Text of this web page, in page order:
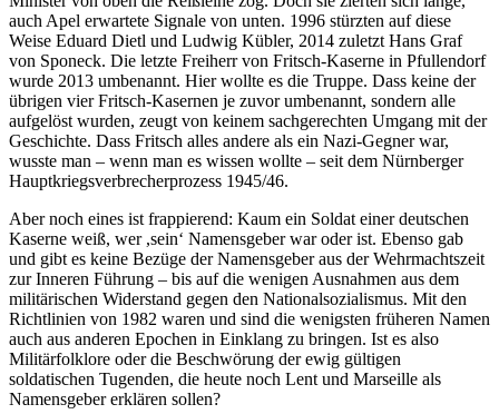
auch Apel erwartete Signale von unten. 1996 stürzten auf diese
Weise Eduard Dietl und Ludwig Kübler, 2014 zuletzt Hans Graf
von Sponeck. Die letzte Freiherr von Fritsch-Kaserne in Pfullendorf
wurde 2013 umbenannt. Hier wollte es die Truppe. Dass keine der
übrigen vier Fritsch-Kasernen je zuvor umbenannt, sondern alle
aufgelöst wurden, zeugt von keinem sachgerechten Umgang mit der
Geschichte. Dass Fritsch alles andere als ein Nazi-Gegner war,
wusste man – wenn man es wissen wollte – seit dem Nürnberger
Hauptkriegsverbrecherprozess 1945/46.
Aber noch eines ist frappierend: Kaum ein Soldat einer deutschen
Kaserne weiß, wer ,sein‘ Namensgeber war oder ist. Ebenso gab
und gibt es keine Bezüge der Namensgeber aus der Wehrmachtszeit
zur Inneren Führung – bis auf die wenigen Ausnahmen aus dem
militärischen Widerstand gegen den Nationalsozialismus. Mit den
Richtlinien von 1982 waren und sind die wenigsten früheren Namen
auch aus anderen Epochen in Einklang zu bringen. Ist es also
Militärfolklore oder die Beschwörung der ewig gültigen
soldatischen Tugenden, die heute noch Lent und Marseille als
Namensgeber erklären sollen?